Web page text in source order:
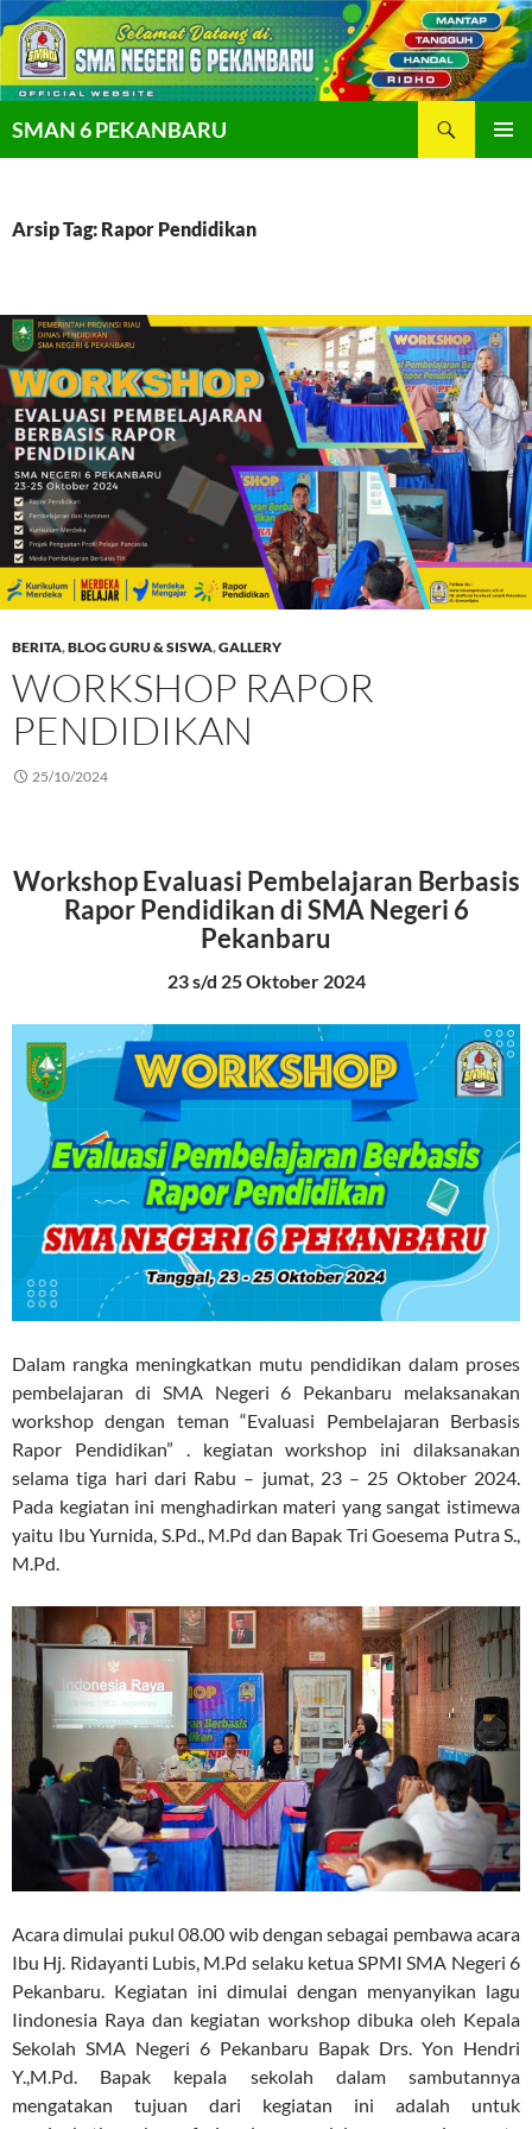
Langsung
ke
SMAN 6 PEKANBARU
Arsip Tag: Rapor Pendidikan
BERITA,BLOG GURU & SISWA,GALLERY
WORKSHOP RAPOR
PENDIDIKAN
25/10/2024
Workshop Evaluasi Pembelajaran Berbasis
Rapor Pendidikan di SMA Negeri 6
Pekanbaru
23 s/d 25 Oktober 2024
Dalam rangka meningkatkan mutu pendidikan dalam proses
pembelajaran di SMA Negeri 6 Pekanbaru melaksanakan
workshop dengan teman “Evaluasi Pembelajaran Berbasis
Rapor Pendidikan” . kegiatan workshop ini dilaksanakan
selama tiga hari dari Rabu – jumat, 23 – 25 Oktober 2024.
Pada kegiatan ini menghadirkan materi yang sangat istimewa
yaitu Ibu Yurnida, S.Pd., M.Pd dan Bapak Tri Goesema Putra S.,
M.Pd.
Acara dimulai pukul 08.00 wib dengan sebagai pembawa acara
Ibu Hj. Ridayanti Lubis, M.Pd selaku ketua SPMI SMA Negeri 6
Pekanbaru. Kegiatan ini dimulai dengan menyanyikan lagu
Iindonesia Raya dan kegiatan workshop dibuka oleh Kepala
Sekolah SMA Negeri 6 Pekanbaru Bapak Drs. Yon Hendri
Y.,M.Pd. Bapak kepala sekolah dalam sambutannya
mengatakan tujuan dari kegiatan ini adalah untuk